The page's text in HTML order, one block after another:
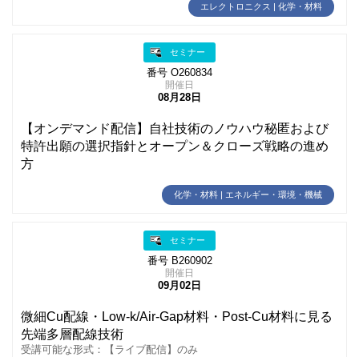
エレクトロニクス | 化学・材料
セミナー
番号 O260834
開催日
08月28日
【オンデマンド配信】自社技術のノウハウ秘匿および
特許出願の選択指針とオープン＆クローズ戦略の進め
方
化学・材料 | エネルギー・環境・機械
セミナー
番号 B260902
開催日
09月02日
微細Cu配線・Low‑k/Air-Gap材料・Post-Cu材料に見る
先端多層配線技術
受講可能な形式：【ライブ配信】のみ